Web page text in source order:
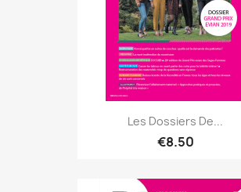
Les Dossiers De...
€8.50